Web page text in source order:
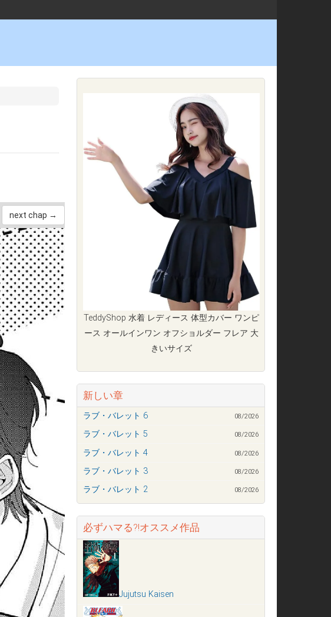
next chap →
TeddyShop 水着 レディース 体型カバー ワンピ
ース オールインワン オフショルダー フレア 大
きいサイズ
新しい章
ラブ・バレット 6 08/2026
ラブ・バレット 5 08/2026
ラブ・バレット 4 08/2026
ラブ・バレット 3 08/2026
ラブ・バレット 2 08/2026
必ずハマる?!オススメ作品
Jujutsu Kaisen